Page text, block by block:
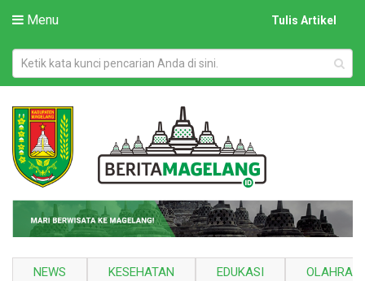
Menu Tulis Artikel
NEWS KESEHATAN EDUKASI